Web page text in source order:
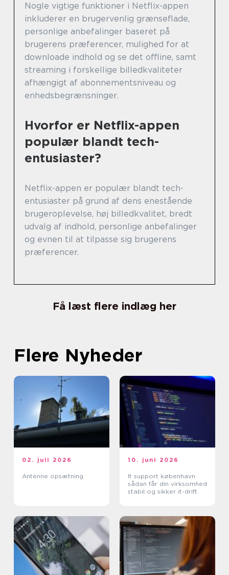
Nogle vigtige funktioner i Netflix-appen
inkluderer en brugervenlig grænseflade,
personlige anbefalinger baseret på
brugerens præferencer, mulighed for at
downloade indhold og se det offline, samt
streaming i forskellige billedkvaliteter
afhængigt af abonnementsniveau og
enhedsbegrænsninger.
Hvorfor er Netflix-appen
populær blandt tech-
entusiaster?
Netflix-appen er populær blandt tech-
entusiaster på grund af dens enestående
brugeroplevelse, høj billedkvalitet, bredt
udvalg af indhold, personlige anbefalinger
og evnen til at tilpasse sig brugerens
præferencer.
Få læst flere indlæg her
Flere Nyheder
02. juli 2026
Antenne opsætning
10. juni 2026
It support københavn
sådan får din virksomhed
stabil og sikker it-drift